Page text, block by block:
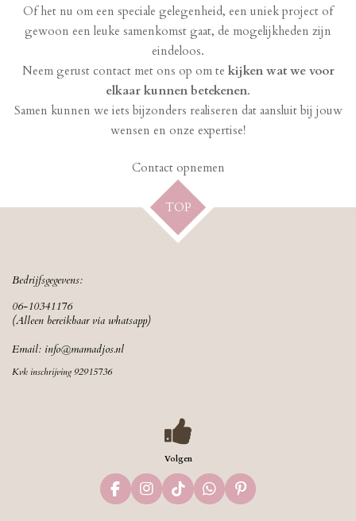
Of het nu om een speciale gelegenheid, een uniek project of
gewoon een leuke samenkomst gaat, de mogelijkheden zijn
eindeloos.
Neem gerust contact met ons op om te kijken wat we voor
elkaar kunnen betekenen.
Samen kunnen we iets bijzonders realiseren dat aansluit bij jouw
wensen en onze expertise!
Contact opnemen
TOP
Bedrijfsgegevens:
06-10341176
(Alleen bereikbaar via whatsapp)
Email: info@mamadjos.nl
Kvk inschrijving 92915736
Volgen
F
a
I
n
T
i
W
h
P
i